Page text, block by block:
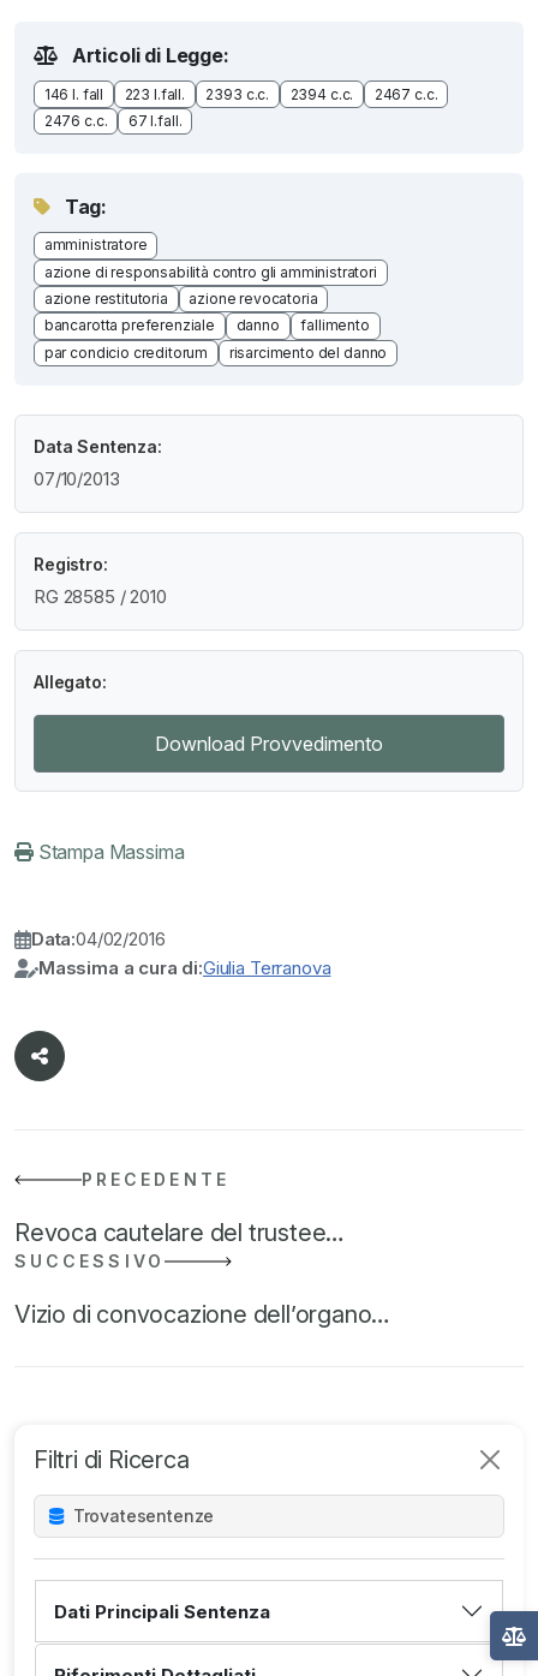
Articoli di Legge:
146 l. fall 223 l.fall. 2393 c.c. 2394 c.c.
2467 c.c.
2476 c.c.
67 l.fall.
Tag:
amministratore
azione di responsabilità contro gli amministratori
azione restitutoria
azione revocatoria
bancarotta preferenziale
danno
fallimento
par condicio creditorum
risarcimento del danno
Data Sentenza:
07/10/2013
Registro:
RG 28585 / 2010
Allegato:
Download Provvedimento
Stampa Massima
Data:04/02/2016
Massima a cura di:Giulia Terranova
PRECEDENTE
Revoca cautelare del trustee…
SUCCESSIVO
Vizio di convocazione dell’organo…
Filtri di Ricerca
Trovatesentenze
Dati Principali Sentenza